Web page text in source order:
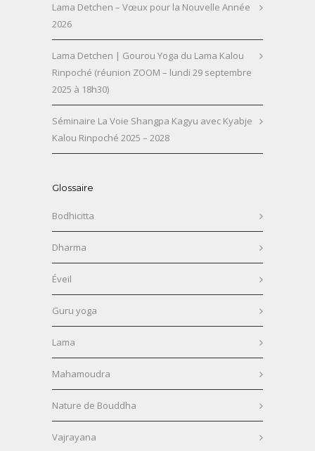
Lama Detchen – Vœux pour la Nouvelle Année
2026
Lama Detchen | Gourou Yoga du Lama Kalou
Rinpoché (réunion ZOOM – lundi 29 septembre
2025 à 18h30)
Séminaire La Voie Shangpa Kagyu avec Kyabje
Kalou Rinpoché 2025 – 2028
Glossaire
Bodhicitta
Dharma
Éveil
Guru yoga
Lama
Mahamoudra
Nature de Bouddha
Vajrayana